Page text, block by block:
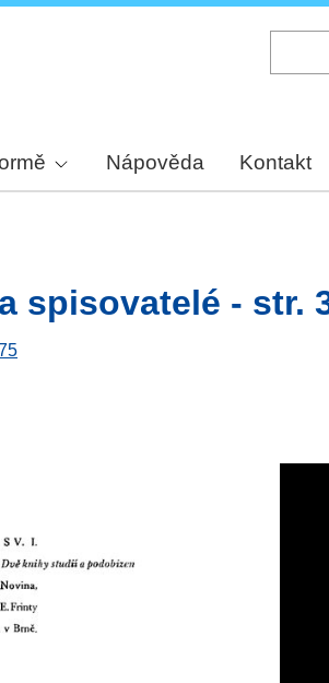
Nápověda Kontakt
spisovatelé - str.